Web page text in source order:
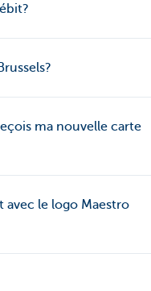
ma nouvelle carte
avec le logo Maestro